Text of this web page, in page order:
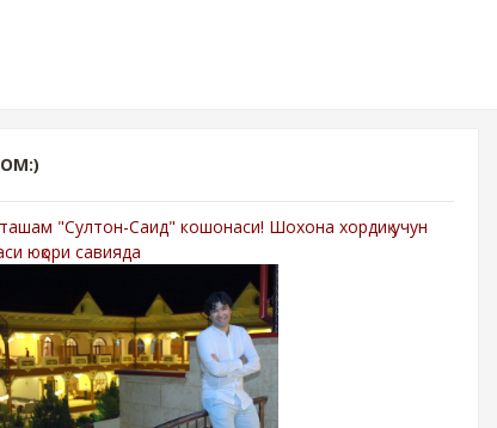
"Султон-Саид" кошонаси! Шохона хордиқ учун
юқори савияда